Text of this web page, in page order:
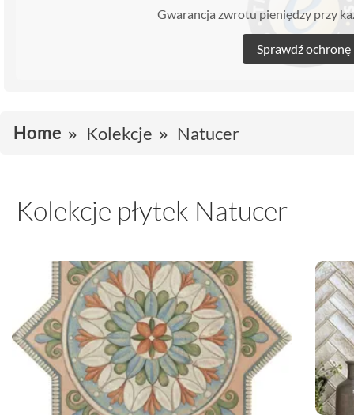
Gwarancja zwrotu pieniędzy przy
Sprawdź ochronę
Home Kolekcje Natucer
Kolekcje płytek Natucer